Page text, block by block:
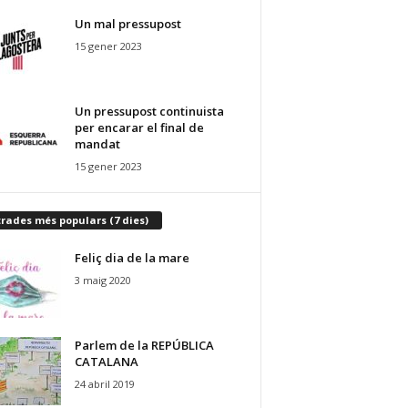
Un mal pressupost
15 gener 2023
Un pressupost continuista
per encarar el final de
mandat
15 gener 2023
més populars (7 dies)
Feliç dia de la mare
3 maig 2020
Parlem de la REPÚBLICA
CATALANA
24 abril 2019